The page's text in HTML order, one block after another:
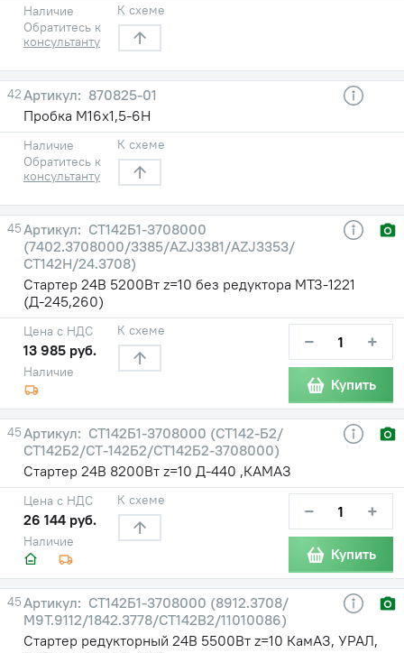
Наличие
Обратитесь к
консультанту
К схеме
42
870825-01
Пробка М16х1,5-6Н
Наличие
Обратитесь к
консультанту
К схеме
45
СТ142Б1-3708000
(7402.3708000/3385/AZJ3381/AZJ3353/
СТ142Н/24.3708)
Стартер 24В 5200Вт z=10 без редуктора МТЗ-1221
(Д-245,260)
Наличие
Цена с НДС
13 985 руб.
К схеме − +
Купить
45
СТ142Б1-3708000 (СТ142-Б2/
СТ142Б2/СТ-142Б2/СТ142Б2-3708000)
Стартер 24В 8200Вт z=10 Д-440 ,КАМАЗ
Наличие
Цена с НДС
26 144 руб.
К схеме − +
Купить
45
СТ142Б1-3708000 (8912.3708/
М9Т.9112/1842.3778/СТ142В2/11010086)
Стартер редукторный 24В 5500Вт z=10 КамАЗ, УРАЛ,